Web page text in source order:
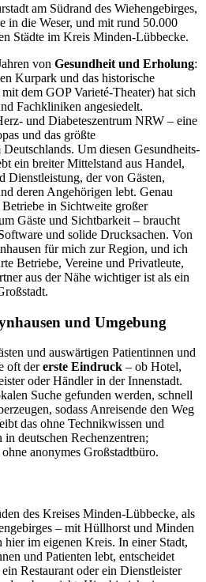
am Südrand des Wiehengebirges,
in die Weser, und mit rund 50.000
Städte im Kreis Minden-Lübbecke.
von Gesundheit und Erholung:
Kurpark und das historische
dem GOP Varieté-Theater) hat sich
Fachkliniken angesiedelt.
und Diabeteszentrum NRW – eine
und das größte
Um diesen Gesundheits-
ein breiter Mittelstand aus Handel,
Dienstleistung, der von Gästen,
deren Angehörigen lebt. Genau
in Sichtweite großer
Gäste und Sichtbarkeit – braucht
und solide Drucksachen. Von
für mich zur Region, und ich
Betriebe, Vereine und Privatleute,
aus der Nähe wichtiger ist als ein
und Umgebung
und auswärtigen Patientinnen und
oft dererste Eindruck – ob Hotel,
oder Händler in der Innenstadt.
Suche gefunden werden, schnell
sodass Anreisende den Weg
das ohne Technikwissen und
in deutschen Rechenzentren;
anonymes Großstadtbüro.
des Kreises Minden-Lübbecke, als
– mit Hüllhorst und Minden
hier im eigenen Kreis. In einer Stadt,
und Patienten lebt, entscheidet
Restaurant oder ein Dienstleister